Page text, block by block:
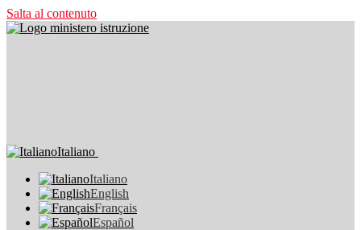
Salta al contenuto
Italiano
Italiano
English
Français
Español